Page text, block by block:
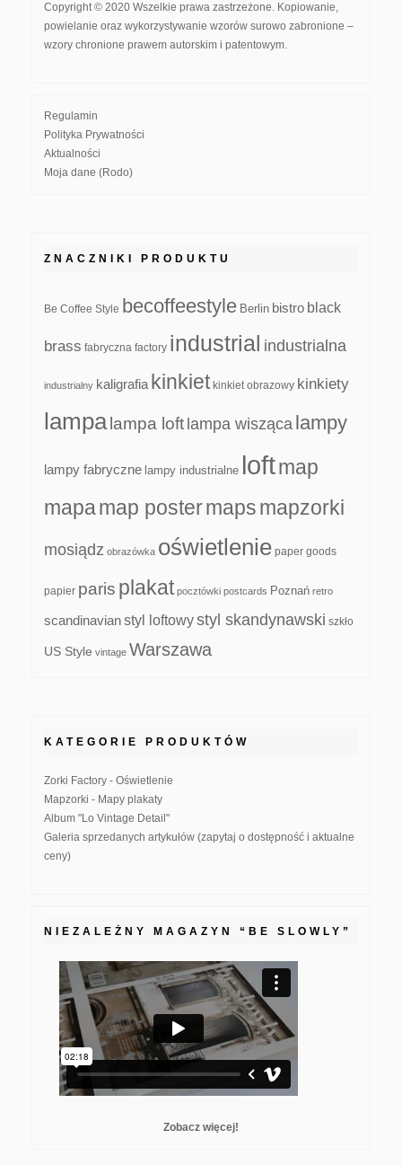
Copyright © 2020 Wszelkie prawa zastrzeżone. Kopiowanie,
powielanie oraz wykorzystywanie wzorów surowo zabronione –
wzory chronione prawem autorskim i patentowym.
Regulamin
Polityka Prywatności
Aktualności
Moja dane (Rodo)
ZNACZNIKI PRODUKTU
Be Coffee Style becoffeestyle Berlin bistro black
brass fabryczna factory industrial industrialna
industrialny kaligrafia kinkiet kinkiet obrazowy kinkiety
lampa lampa loft lampa wisząca lampy
lampy fabryczne lampy industrialne loftmap
mapamap postermapsmapzorki
mosiądz obrazówka oświetlenie paper goods
papier paris plakat pocztówki postcards Poznań retro
scandinavianstyl loftowystyl skandynawski szkło
US Style vintage Warszawa
KATEGORIE PRODUKTÓW
Zorki Factory - Oświetlenie
Mapzorki - Mapy plakaty
Album "Lo Vintage Detail"
Galeria sprzedanych artykułów (zapytaj o dostępność i aktualne
ceny)
NIEZALEŻNY MAGAZYN “BE SLOWLY”
Zobacz więcej!